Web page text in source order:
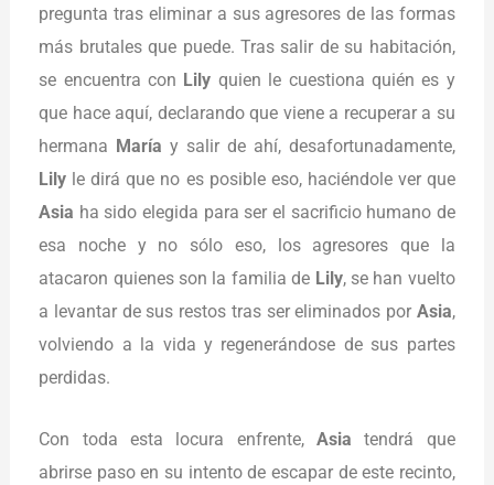
pregunta tras eliminar a sus agresores de las formas
más brutales que puede. Tras salir de su habitación,
se encuentra con Lily quien le cuestiona quién es y
que hace aquí, declarando que viene a recuperar a su
hermana María y salir de ahí, desafortunadamente,
Lily le dirá que no es posible eso, haciéndole ver que
Asia ha sido elegida para ser el sacrificio humano de
esa noche y no sólo eso, los agresores que la
atacaron quienes son la familia de Lily, se han vuelto
a levantar de sus restos tras ser eliminados por Asia,
volviendo a la vida y regenerándose de sus partes
perdidas.
Con toda esta locura enfrente,Asia tendrá que
abrirse paso en su intento de escapar de este recinto,